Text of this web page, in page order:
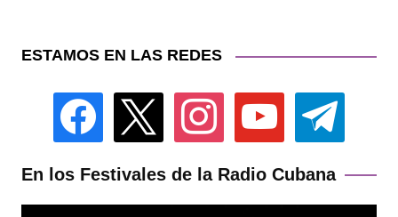
ESTAMOS EN LAS REDES
facebook instagram youtube telegram
En los Festivales de la Radio Cubana